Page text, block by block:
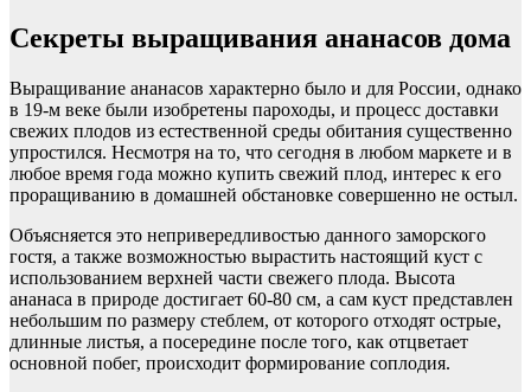
Секреты выращивания ананасов дома
Выращивание ананасов характерно было и для России, однако
в 19-м веке были изобретены пароходы, и процесс доставки
свежих плодов из естественной среды обитания существенно
упростился. Несмотря на то, что сегодня в любом маркете и в
любое время года можно купить свежий плод, интерес к его
проращиванию в домашней обстановке совершенно не остыл.
Объясняется это непривередливостью данного заморского
гостя, а также возможностью вырастить настоящий куст с
использованием верхней части свежего плода. Высота
ананаса в природе достигает 60-80 см, а сам куст представлен
небольшим по размеру стеблем, от которого отходят острые,
длинные листья, а посередине после того, как отцветает
основной побег, происходит формирование соплодия.